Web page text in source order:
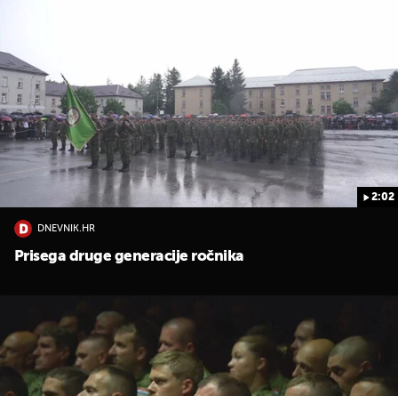
2:02
DNEVNIK.HR
Prisega druge generacije ročnika